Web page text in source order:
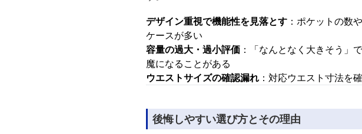
デザイン重視で機能性を見落とす ：ポケットの数
ケースが多い
容量の過大・過小評価 ：「なんとなく大きそう」
魔になることがある
ウエストサイズの確認漏れ ：対応ウエスト寸法を
後悔しやすい選び方とその理由